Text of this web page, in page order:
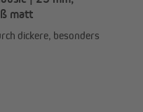
matt
dickere, besonders